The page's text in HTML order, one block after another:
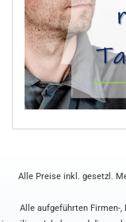
Alle Preise inkl. gesetzl.
Alle aufgeführten Firmen-,